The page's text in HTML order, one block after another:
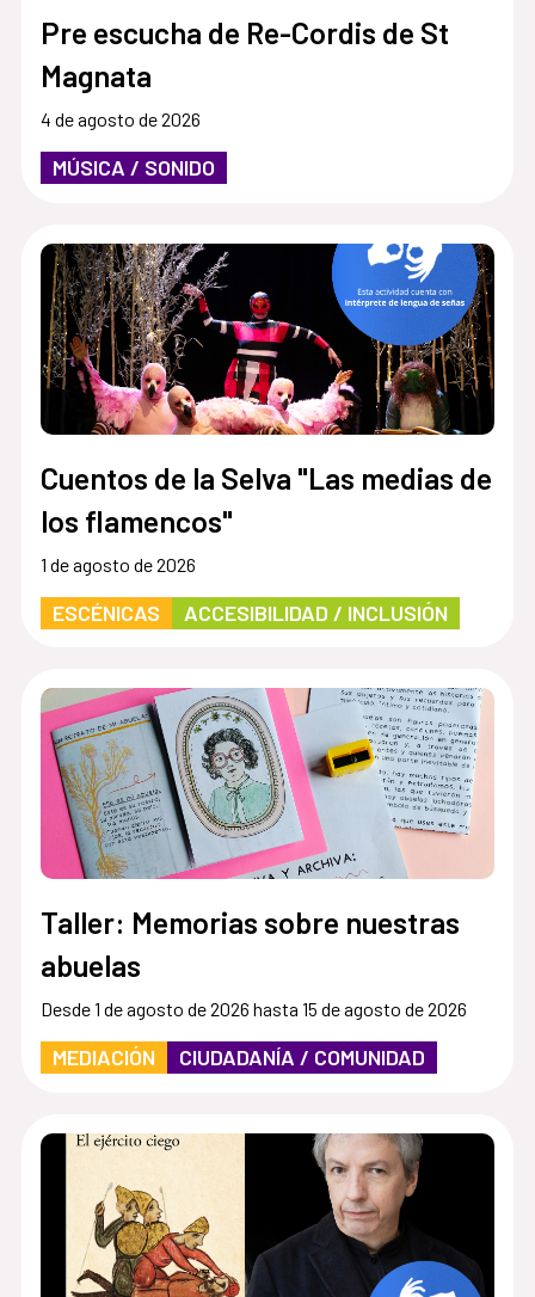
Pre escucha de Re-Cordis de St
Magnata
4 de agosto de 2026
MÚSICA / SONIDO
Cuentos de la Selva "Las medias de
los flamencos"
1 de agosto de 2026
ESCÉNICAS ACCESIBILIDAD / INCLUSIÓN
Taller: Memorias sobre nuestras
abuelas
Desde 1 de agosto de 2026 hasta 15 de agosto de 2026
MEDIACIÓN CIUDADANÍA / COMUNIDAD